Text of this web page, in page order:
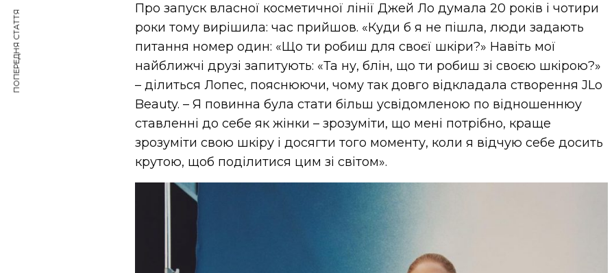
Про запуск власної косметичної лінії Джей Ло думала 20 років і чотири
роки тому вирішила: час прийшов. «Куди б я не пішла, люди задають
питання номер один: «Що ти робиш для своєї шкіри?» Навіть мої
найближчі друзі запитують: «Та ну, блін, що ти робиш зі своєю шкірою?»
– ділиться Лопес, пояснюючи, чому так довго відкладала створення JLo
Beauty. – Я повинна була стати більш усвідомленою по відношеннюу
ставленні до себе як жінки – зрозуміти, що мені потрібно, краще
зрозуміти свою шкіру і досягти того моменту, коли я відчую себе досить
крутою, щоб поділитися цим зі світом».
ПОПЕРЕДНЯ СТАТТЯ